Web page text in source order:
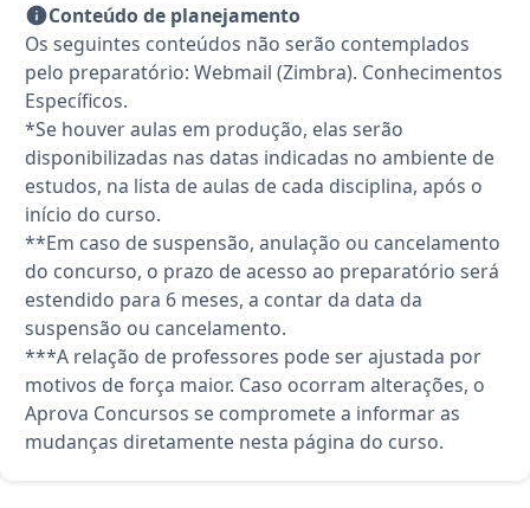
Conteúdo de planejamento
Os seguintes conteúdos não serão contemplados
pelo preparatório: Webmail (Zimbra). Conhecimentos
Específicos.
*Se houver aulas em produção, elas serão
disponibilizadas nas datas indicadas no ambiente de
estudos, na lista de aulas de cada disciplina, após o
início do curso.
**Em caso de suspensão, anulação ou cancelamento
do concurso, o prazo de acesso ao preparatório será
estendido para 6 meses, a contar da data da
suspensão ou cancelamento.
***A relação de professores pode ser ajustada por
motivos de força maior. Caso ocorram alterações, o
Aprova Concursos se compromete a informar as
mudanças diretamente nesta página do curso.